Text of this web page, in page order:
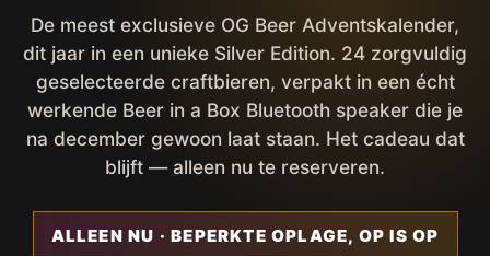
De meest exclusieve OG Beer Adventskalender,
dit jaar in een unieke Silver Edition. 24 zorgvuldig
geselecteerde craftbieren, verpakt in een écht
werkende Beer in a Box Bluetooth speaker die je
na december gewoon laat staan. Het cadeau dat
blijft — alleen nu te reserveren.
ALLEEN NU · BEPERKTE OPLAGE, OP IS OP